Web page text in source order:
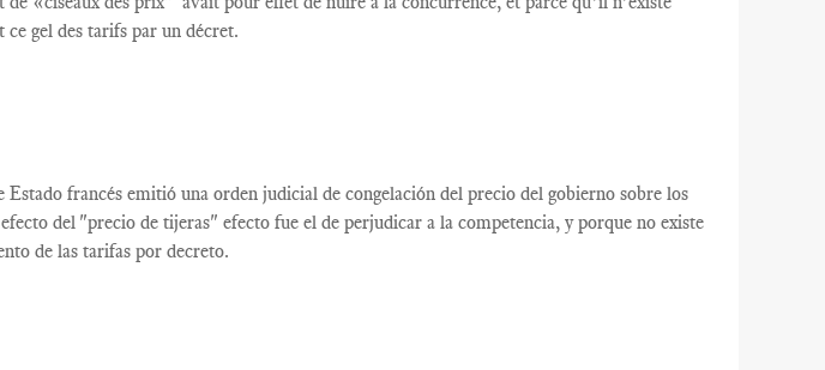
ce gel des tarifs par un décret.
Estado francés emitió una orden judicial de congelación del precio del gobierno sobre los
del "precio de tijeras" efecto fue el de perjudicar a la competencia, y porque no existe
de las tarifas por decreto.